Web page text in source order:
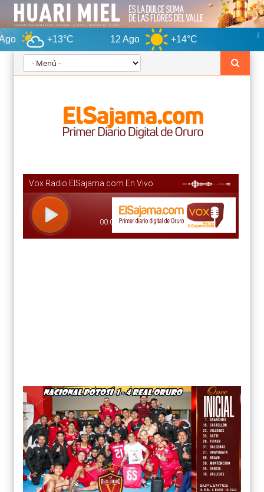
+13°C 12 Ago +14°C